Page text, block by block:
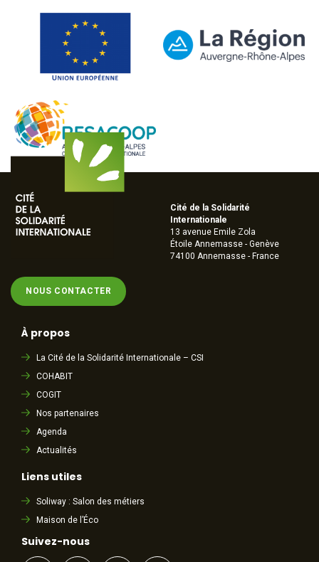
NOUS CONTACTER
Cité de la Solidarité
Internationale
13 avenue Emile Zola
Étoile Annemasse - Genève
74100 Annemasse - France
À propos
La Cité de la Solidarité Internationale – CSI
COHABIT
COGIT
Nos partenaires
Agenda
Actualités
Liens utiles
Soliway : Salon des métiers
Maison de l’Éco
Suivez-nous